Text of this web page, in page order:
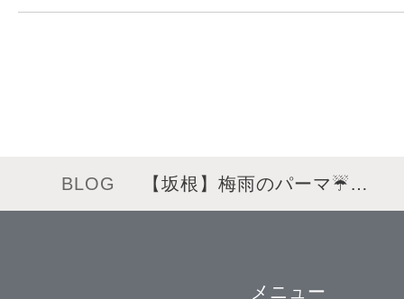
BLOG 【坂根】梅雨のパーマ☔…
メニュー